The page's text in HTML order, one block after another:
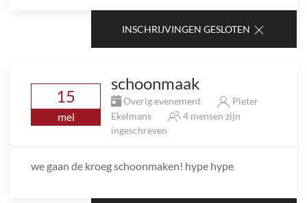
INSCHRIJVINGEN GESLOTEN
15
mei
schoonmaak
Overig evenement
Pieter
Ekelmans
4 mensen zijn
ingeschreven
we gaan de kroeg schoonmaken! hype hype